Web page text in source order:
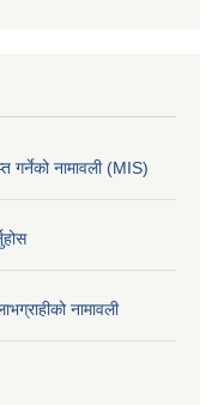
गर्नेको नामावली (MIS)
नामावली